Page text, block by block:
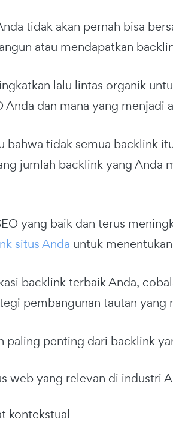
tidak akan pernah bisa
atau mendapatkan
lalu lintas organik
Anda dan mana yang menjadi
bahwa tidak semua backlink
jumlah backlink yang Anda
yang baik dan terus
situs Anda untuk
backlink terbaik Anda,
pembangunan tautan yang
paling penting dari backlink
web yang relevan di industri
kontekstual